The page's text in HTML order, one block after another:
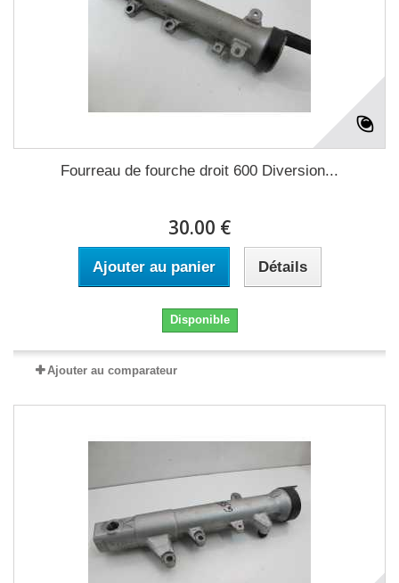
Fourreau de fourche droit 600 Diversion...
30.00 €
Ajouter au panier Détails
Disponible
Ajouter au comparateur